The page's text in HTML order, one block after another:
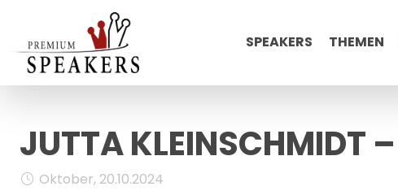
SPEAKERS THEMEN
JUTTA KLEINSCHMIDT
Oktober, 20.10.2024